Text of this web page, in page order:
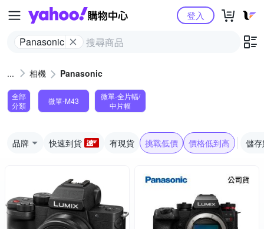
Yahoo購物中心
Panasonic
登入
相機 Panasonic
全部
分類
微單-M43
微單-全片幅/
中片幅
品牌 快速到貨 有現貨 挑戰低價 價格低到高 儲